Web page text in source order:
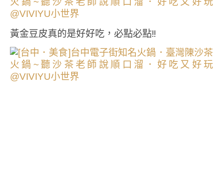
黃金豆皮真的是好好吃，必點必點!!